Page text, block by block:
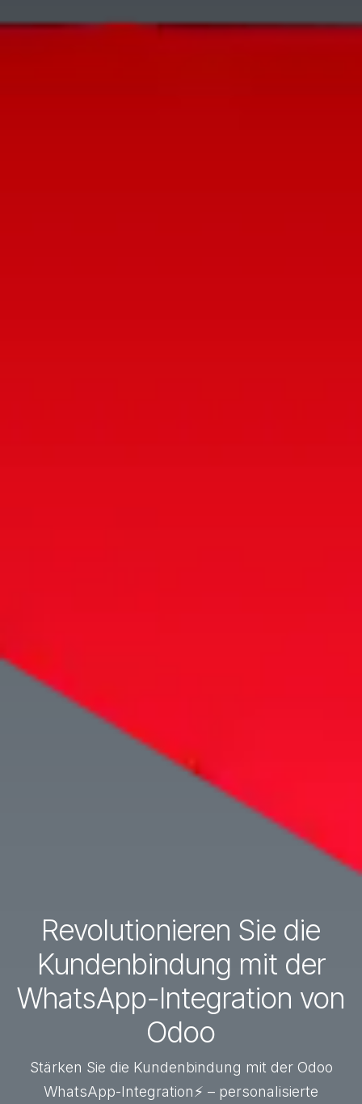
Revolutionieren Sie die
Kundenbindung mit der
WhatsApp-Integration von
Odoo
Stärken Sie die Kundenbindung mit der Odoo
WhatsApp-Integration⚡ – personalisierte